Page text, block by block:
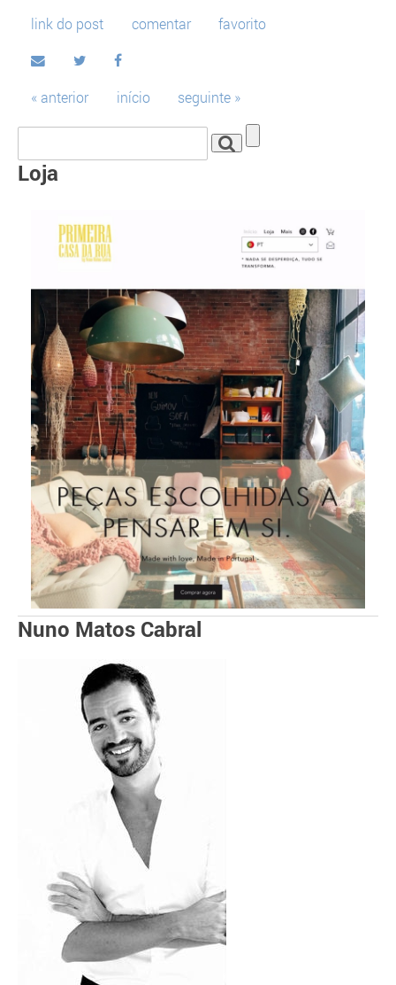
link do post comentar favorito
« anterior início seguinte »
Loja
Nuno Matos Cabral